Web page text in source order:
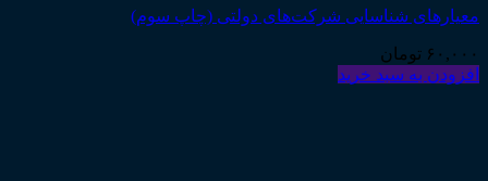
معیارهای شناسایی شرکت‌های دولتی (چاپ سوم)
۶۰,۰۰۰ تومان
افزودن به سبد خرید